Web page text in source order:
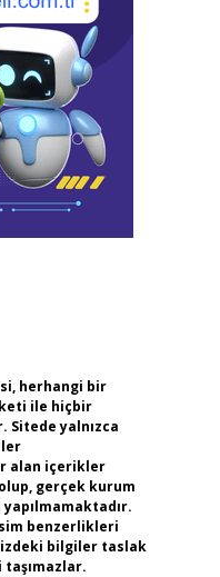
herhangi bir
ile hiçbir
Sitede yalnızca
alan içerikler
gerçek kurum
benzerlikleri
bilgiler taslak